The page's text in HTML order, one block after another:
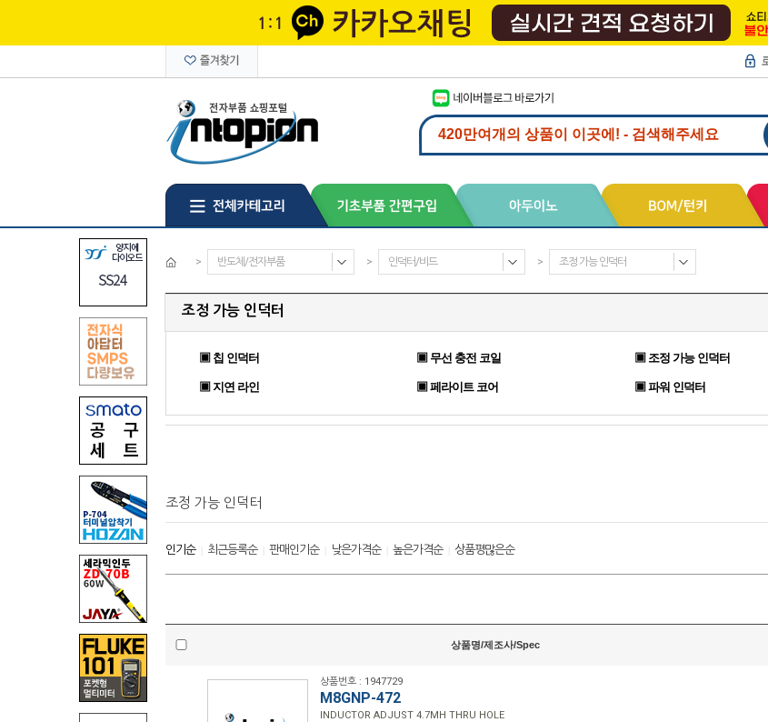
> 반도체/전자부품 > 인덕터/비드 > 조정 가능 인덕터
조정 가능 인덕터
▣ 칩 인덕터 ▣ 무선 충전 코일 ▣ 조정 가능 인덕터
▣ 지연 라인 ▣ 페라이트 코어 ▣ 파워 인덕터
조정 가능 인덕터
인기순| 최근등록순| 판매인기순| 낮은가격순| 높은가격순| 상품평많은순
상품명/제조사/Spec
상품번호 : 1947729
M8GNP-472
INDUCTOR ADJUST 4.7MH THRU HOLE